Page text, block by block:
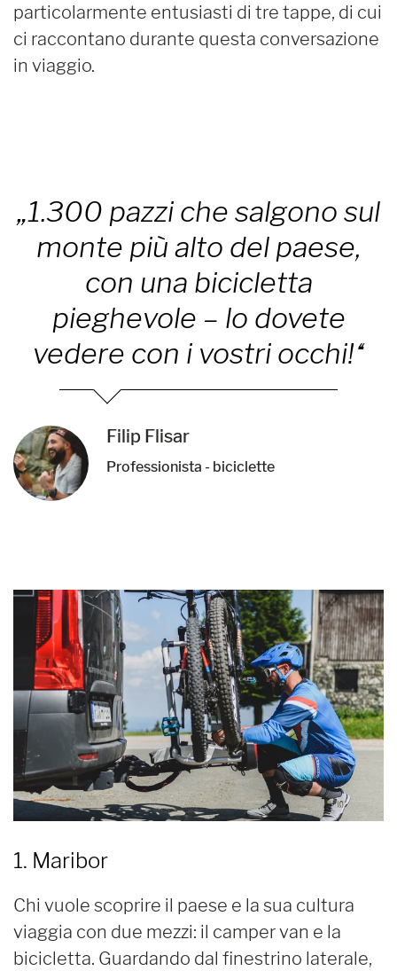
particolarmente entusiasti di tre tappe, di cui
ci raccontano durante questa conversazione
in viaggio.
„1.300 pazzi che salgono sul
monte più alto del paese,
con una bicicletta
pieghevole – lo dovete
vedere con i vostri occhi!“
Filip Flisar
Professionista - biciclette
1. Maribor
Chi vuole scoprire il paese e la sua cultura
viaggia con due mezzi: il camper van e la
bicicletta. Guardando dal finestrino laterale,